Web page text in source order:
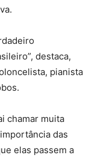
destaca,
pianista
chamar muita
das
elas passem a